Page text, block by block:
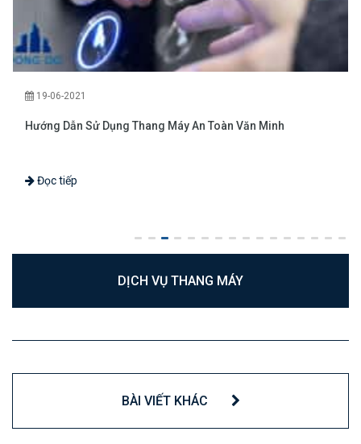
19-06-2021
Hướng Dẫn Sử Dụng Thang Máy An Toàn Văn Minh
Đọc tiếp
DỊCH VỤ THANG MÁY
BÀI VIẾT KHÁC